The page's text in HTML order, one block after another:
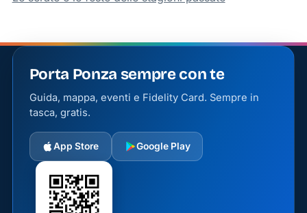
Porta Ponza sempre con te
Guida, mappa, eventi e Fidelity Card. Sempre in
tasca, gratis.
App Store Google Play